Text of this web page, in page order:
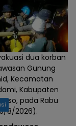
dua korban
Gunung
Kecamatan
Kabupaten
pada Rabu
8/2026).